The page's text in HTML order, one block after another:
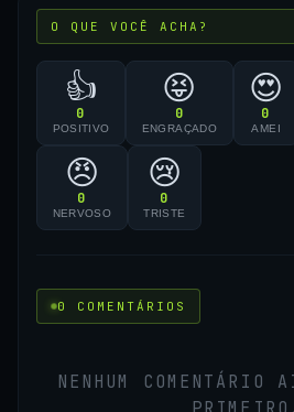
O QUE VOCÊ ACHA?
👍
0
POSITIVO
😝
0
ENGRAÇADO
😍
0
AMEI
😠
0
NERVOSO
😢
0
TRISTE
0 COMENTÁRIOS
NENHUM COMENTÁRIO